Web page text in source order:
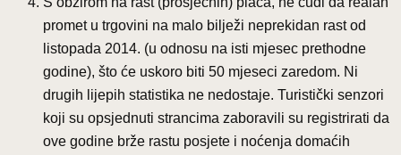
promet u trgovini na malo bilježi neprekidan rast od
listopada 2014. (u odnosu na isti mjesec prethodne
godine), što će uskoro biti 50 mjeseci zaredom. Ni
drugih lijepih statistika ne nedostaje. Turistički senzori
koji su opsjednuti strancima zaboravili su registrirati da
ove godine brže rastu posjete i noćenja domaćih